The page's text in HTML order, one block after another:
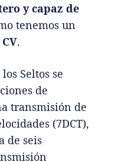
y capaz de
tenemos un
.
Seltos se
de
transmisión de
(7DCT),
de seis